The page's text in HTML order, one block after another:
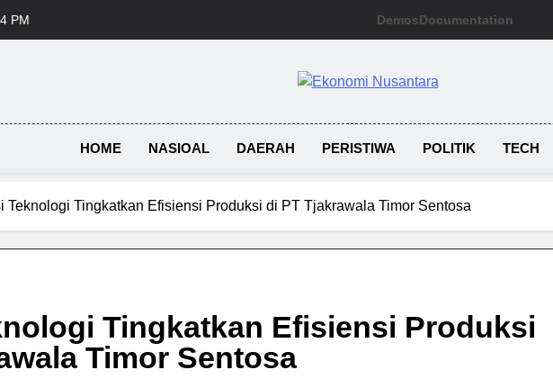
PM DemosDocumentation
Ekonomi
HOME NASIOAL DAERAH PERISTIWA POLITIK TECH
Teknologi Tingkatkan Efisiensi Produksi di PT Tjakrawala Timor Sentosa
Tingkatkan Efisiensi Produksi
Timor Sentosa